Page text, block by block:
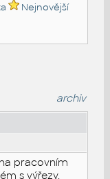
Nejnovější
archiv
pracovním
s výřezy.